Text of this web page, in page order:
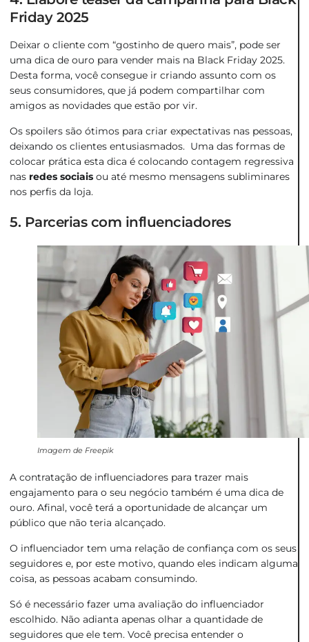
Friday 2025
Deixar o cliente com “gostinho de quero mais”, pode ser
uma dica de ouro para vender mais na Black Friday 2025.
Desta forma, você consegue ir criando assunto com os
seus consumidores, que já podem compartilhar com
amigos as novidades que estão por vir.
Os spoilers são ótimos para criar expectativas nas pessoas,
deixando os clientes entusiasmados. Uma das formas de
colocar prática esta dica é colocando contagem regressiva
nas redes sociais ou até mesmo mensagens subliminares
nos perfis da loja.
5. Parcerias com influenciadores
Imagem de Freepik
A contratação de influenciadores para trazer mais
engajamento para o seu negócio também é uma dica de
ouro. Afinal, você terá a oportunidade de alcançar um
público que não teria alcançado.
O influenciador tem uma relação de confiança com os seus
seguidores e, por este motivo, quando eles indicam alguma
coisa, as pessoas acabam consumindo.
Só é necessário fazer uma avaliação do influenciador
escolhido. Não adianta apenas olhar a quantidade de
seguidores que ele tem. Você precisa entender o